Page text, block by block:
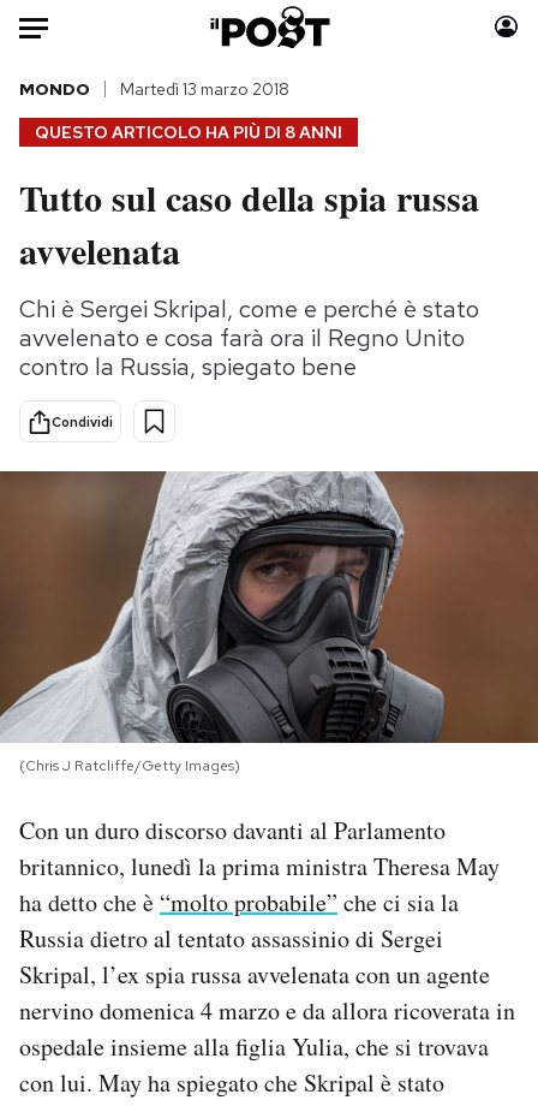
Auto
HOME
Italia
Politica
Tecnologia
Internet
Scienza
Cultura
Economia
Moda
Storie/Idee
Ok Boomer!
Media
Mondiali calcio 2026
PODCAST
NEWSLETTER
I MIEI PREFERITI
SHOP
CALENDARIO
AREA PERSONALE
Notifiche mobile
QUESTO ARTICOLO HA PIÙ DI 8 ANNI
MONDO Martedì 13 marzo 2018
Tutto sul caso della spia russa
avvelenata
Chi è Sergei Skripal, come e perché è stato
avvelenato e cosa farà ora il Regno Unito
contro la Russia, spiegato bene
Condividi
(Chris J Ratcliffe/Getty Images)
Con un duro discorso davanti al Parlamento
britannico, lunedì la prima ministra Theresa May
ha detto che è “molto probabile” che ci sia la
Russia dietro al tentato assassinio di Sergei
Skripal, l’ex spia russa avvelenata con un agente
nervino domenica 4 marzo e da allora ricoverata in
ospedale insieme alla figlia Yulia, che si trovava
con lui. May ha spiegato che Skripal è stato